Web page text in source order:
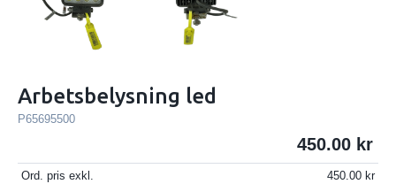
Arbetsbelysning led
P65695500
450.00
Ord. pris exkl.
450.00